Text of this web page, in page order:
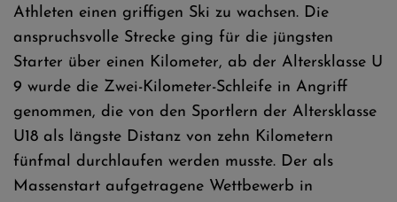
Athleten einen griffigen Ski zu wachsen. Die
anspruchsvolle Strecke ging für die jüngsten
Starter über einen Kilometer, ab der Altersklasse U
9 wurde die Zwei-Kilometer-Schleife in Angriff
genommen, die von den Sportlern der Altersklasse
U18 als längste Distanz von zehn Kilometern
fünfmal durchlaufen werden musste. Der als
Massenstart aufgetragene Wettbewerb in